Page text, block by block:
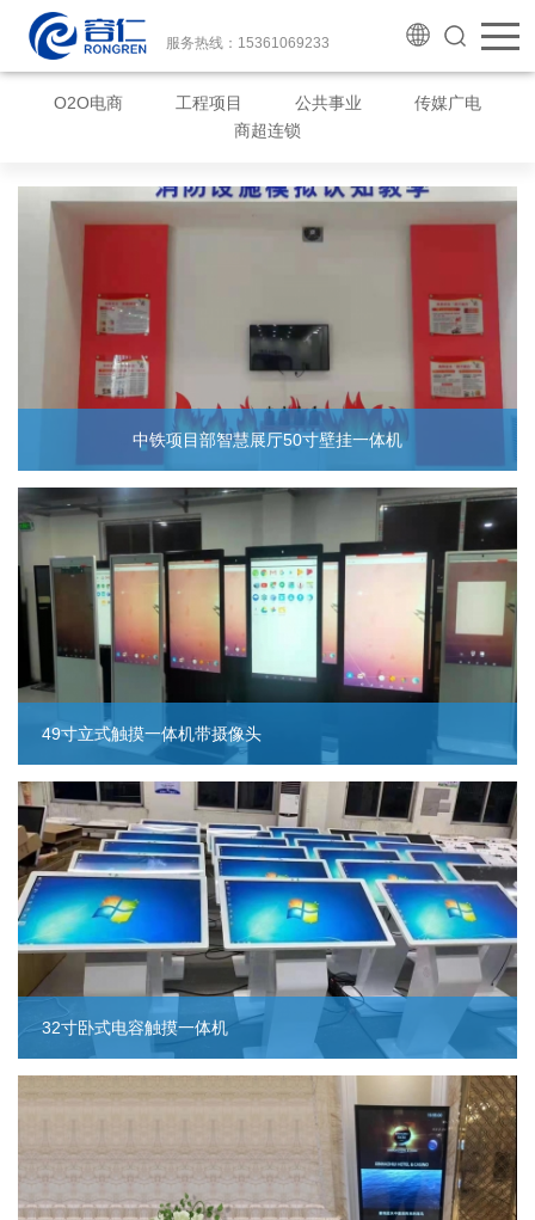
服务热线：15361069233
O2O电商 工程项目 公共事业
传媒广电
商超连锁
中铁项目部智慧展厅50寸壁挂一体机
49寸立式触摸一体机带摄像头
32寸卧式电容触摸一体机